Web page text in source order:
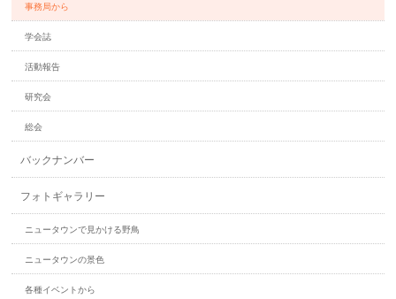
事務局から
学会誌
活動報告
研究会
総会
バックナンバー
フォトギャラリー
ニュータウンで見かける野鳥
ニュータウンの景色
各種イベントから